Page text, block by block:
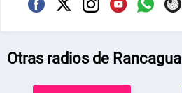
Otras radios de Rancagua